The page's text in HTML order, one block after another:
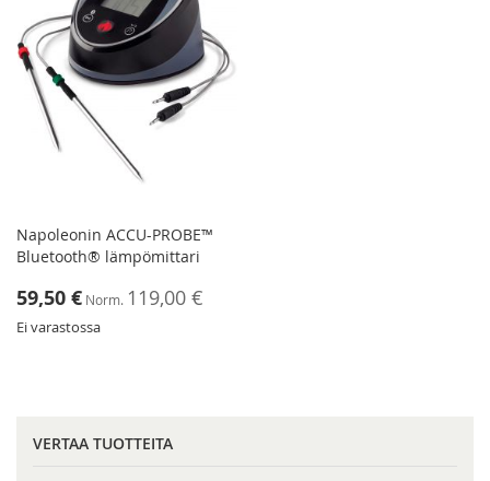
Napoleonin ACCU-PROBE™
Bluetooth® lämpömittari
Tarjoushinta
59,50 € Norm. 119,00 €
Ei varastossa
VERTAA TUOTTEITA